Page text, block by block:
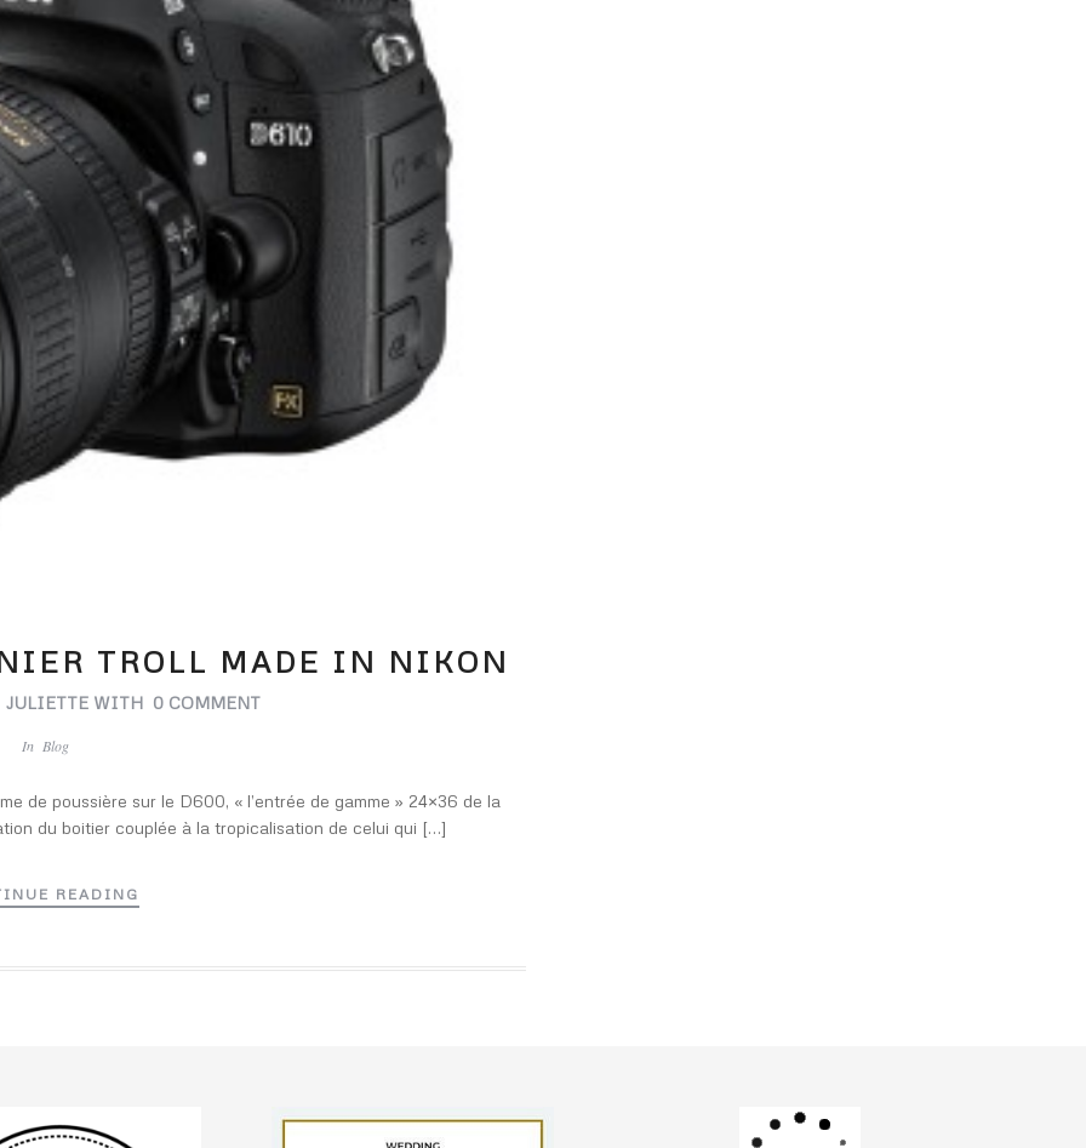
TROLL MADE IN NIKON
JULIETTE WITH 0 COMMENT
In Blog
de poussière sur le D600, « l’entrée de gamme » 24×36 de la
du boitier couplée à la tropicalisation de celui qui […]
READING